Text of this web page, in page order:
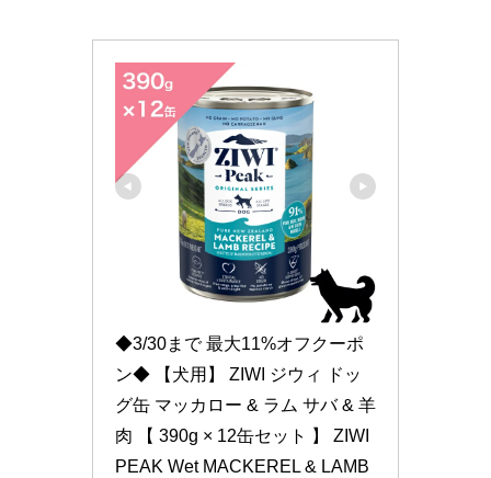
◆3/30まで 最大11%オフクーポ
ン◆ 【犬用】 ZIWI ジウィ ドッ
グ缶 マッカロー & ラム サバ & 羊
肉 【 390g × 12缶セット 】 ZIWI
PEAK Wet MACKEREL & LAMB